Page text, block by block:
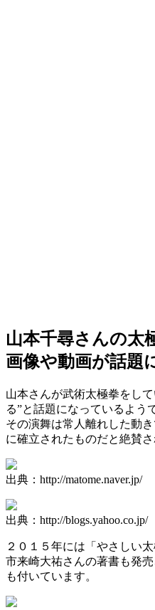
山本千尋さんの太
画像や動画が話題
山本さんが武術太極拳をし
る”と話題になっているよう
その演舞は常人離れした動
に確立されたものだと絶賛さ
出典：http://matome.naver.jp/
出典：http://blogs.yahoo.co.jp/
２０１５年には「やさしい
市来崎大祐さんの著書も発
も付いています。